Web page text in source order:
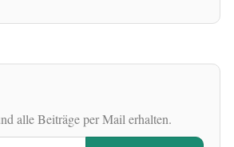
alle Beiträge per Mail erhalten.